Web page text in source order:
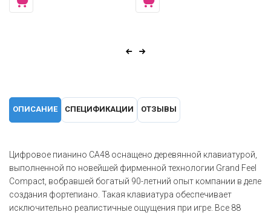
ОПИСАНИЕ СПЕЦИФИКАЦИИ ОТЗЫВЫ
Цифровое пианино CA48 оснащено деревянной клавиатурой,
выполненной по новейшей фирменной технологии Grand Feel
Compact, вобравшей богатый 90-летний опыт компании в деле
создания фортепиано. Такая клавиатура обеспечивает
исключительно реалистичные ощущения при игре. Все 88